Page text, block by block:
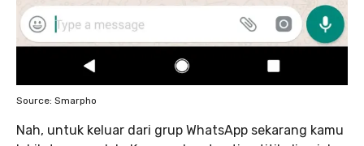
Source: Smarpho
Nah, untuk keluar dari grup WhatsApp sekarang kamu